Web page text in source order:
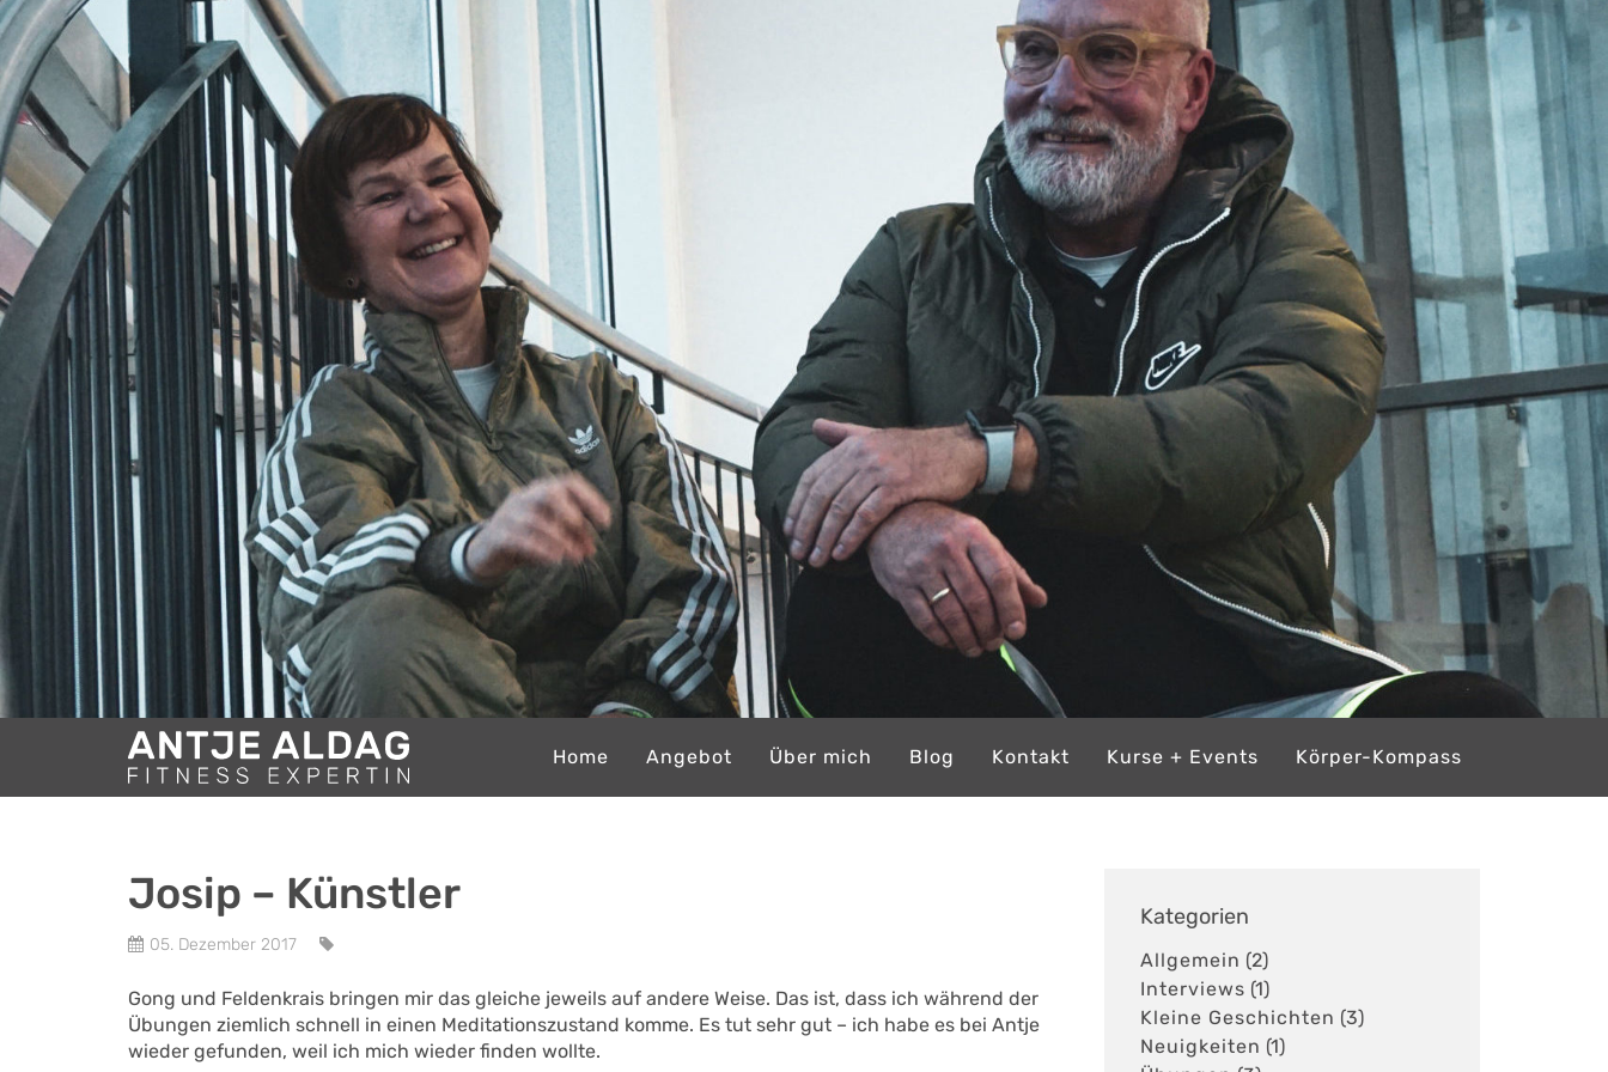
Home Angebot Über mich Blog Kontakt Kurse + Events Körper-Kompass
Josip – Künstler
05. Dezember 2017
Gong und Feldenkrais bringen mir das gleiche jeweils auf andere Weise. Das ist, dass ich während der
Übungen ziemlich schnell in einen Meditationszustand komme. Es tut sehr gut – ich habe es bei Antje
wieder gefunden, weil ich mich wieder finden wollte.
Kategorien
Allgemein (2)
Interviews (1)
Kleine Geschichten (3)
Neuigkeiten (1)